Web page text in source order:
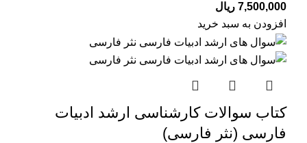
7,500,000 ریال
افزودن به سبد خرید
کتاب سوالات کارشناسی ارشد ادبیات
فارسی (نثر فارسی)